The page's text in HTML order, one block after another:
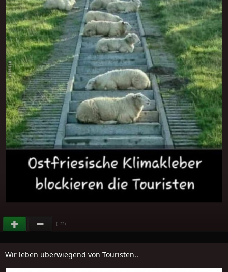
(+22)
Wir leben überwiegend von Touristen..